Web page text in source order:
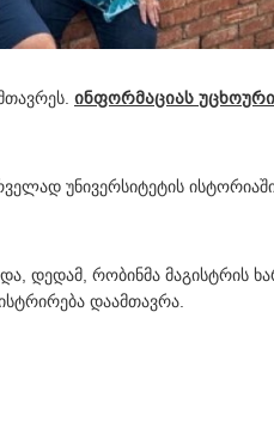
ინფორმაციას
უნივერსიტეტის
დედამ, რობინმა მაგისტრის
დაამთავრა.